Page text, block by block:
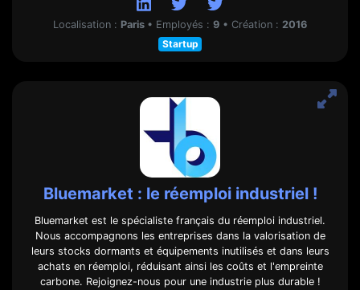
Localisation : Paris • Employés : 9 • Création : 2016
Startup
Bluemarket : le réemploi industriel !
Bluemarket est le spécialiste français du réemploi industriel.
Nous accompagnons les entreprises dans la valorisation de
leurs stocks dormants et équipements inutilisés et dans leurs
achats en réemploi, réduisant ainsi les coûts et l'empreinte
carbone. Rejoignez-nous pour une industrie plus durable !